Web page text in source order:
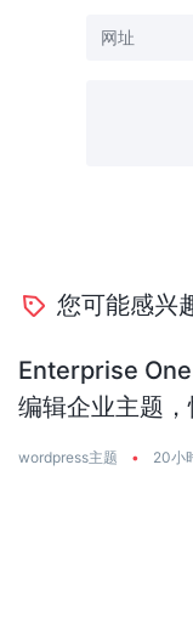
您可能感兴
Enterprise
编辑企业主题
wordpress主题 • 20小